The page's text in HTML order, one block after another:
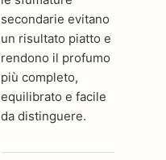
secondarie evitano
un risultato piatto e
rendono il profumo
più completo,
equilibrato e facile
da distinguere.